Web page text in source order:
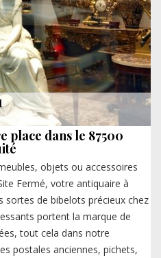
place dans le 87500
objets ou accessoires
Fermé, votre antiquaire à
sortes de bibelots précieux chez
portent la marque de
tout cela dans notre
postales anciennes, pichets,